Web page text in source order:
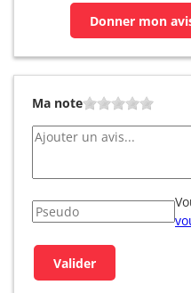
Donner mon
Ma note